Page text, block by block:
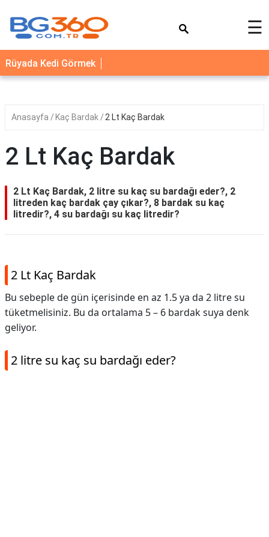
YEMEK
TARİFLERİ
SAĞLIK
☰
Rüyada Kedi Görmek
Anasayfa Kaç Bardak 2 Lt Kaç Bardak
2 Lt Kaç Bardak
2 Lt Kaç Bardak, 2 litre su kaç su bardağı eder?, 2
litreden kaç bardak çay çıkar?, 8 bardak su kaç
litredir?, 4 su bardağı su kaç litredir?
2 Lt Kaç Bardak
Bu sebeple de gün içerisinde en az 1.5 ya da 2 litre su
tüketmelisiniz. Bu da ortalama 5 – 6 bardak suya denk
geliyor.
2 litre su kaç su bardağı eder?